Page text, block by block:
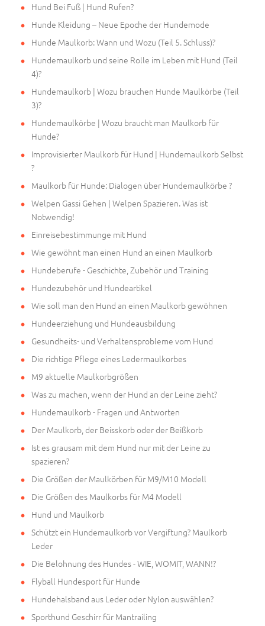
Hund Bei Fuß | Hund Rufen?
Hunde Kleidung – Neue Epoche der Hundemode
Hunde Maulkorb: Wann und Wozu (Teil 5. Schluss)?
Hundemaulkorb und seine Rolle im Leben mit Hund (Teil
4)?
Hundemaulkorb | Wozu brauchen Hunde Maulkörbe (Teil
3)?
Hundemaulkörbe | Wozu braucht man Maulkorb für
Hunde?
Improvisierter Maulkorb für Hund | Hundemaulkorb Selbst
?
Maulkorb für Hunde: Dialogen über Hundemaulkörbe ?
Welpen Gassi Gehen | Welpen Spazieren. Was ist
Notwendig!
Einreisebestimmunge mit Hund
Wie gewöhnt man einen Hund an einen Maulkorb
Hundeberufe - Geschichte, Zubehör und Training
Hundezubehör und Hundeartikel
Wie soll man den Hund an einen Maulkorb gewöhnen
Hundeerziehung und Hundeausbildung
Gesundheits- und Verhaltensprobleme vom Hund
Die richtige Pflege eines Ledermaulkorbes
M9 aktuelle Maulkorbgrößen
Was zu machen, wenn der Hund an der Leine zieht?
Hundemaulkorb - Fragen und Antworten
Der Maulkorb, der Beisskorb oder der Beißkorb
Ist es grausam mit dem Hund nur mit der Leine zu
spazieren?
Die Größen der Maulkörben für M9/M10 Modell
Die Größen des Maulkorbs für M4 Modell
Hund und Maulkorb
Schützt ein Hundemaulkorb vor Vergiftung? Maulkorb
Leder
Die Belohnung des Hundes - WIE, WOMIT, WANN!?
Flyball Hundesport für Hunde
Hundehalsband aus Leder oder Nylon auswählen?
Sporthund Geschirr für Mantrailing